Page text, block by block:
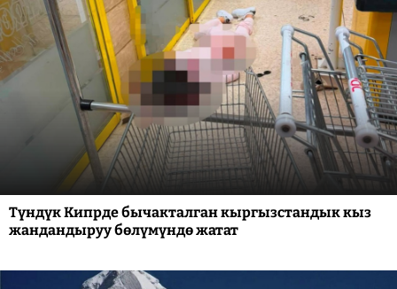
Түндүк Кипрде бычакталган кыргызстандык кыз
жандандыруу бөлүмүндө жатат